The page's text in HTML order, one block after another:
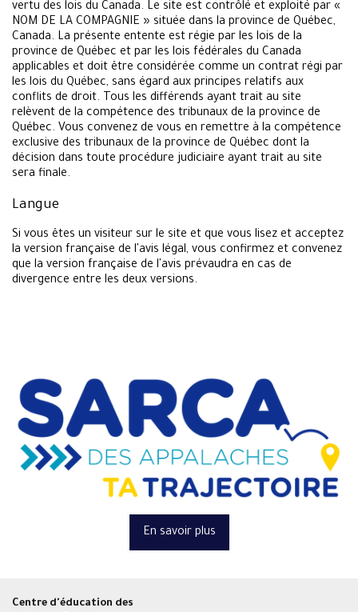
vertu des lois du Canada. Le site est contrôlé et exploité par «
NOM DE LA COMPAGNIE » située dans la province de Québec,
Canada. La présente entente est régie par les lois de la
province de Québec et par les lois fédérales du Canada
applicables et doit être considérée comme un contrat régi par
les lois du Québec, sans égard aux principes relatifs aux
conflits de droit. Tous les différends ayant trait au site
relèvent de la compétence des tribunaux de la province de
Québec. Vous convenez de vous en remettre à la compétence
exclusive des tribunaux de la province de Québec dont la
décision dans toute procédure judiciaire ayant trait au site
sera finale.
Langue
Si vous êtes un visiteur sur le site et que vous lisez et acceptez
la version française de l'avis légal, vous confirmez et convenez
que la version française de l'avis prévaudra en cas de
divergence entre les deux versions.
En savoir plus
Centre d'éducation des